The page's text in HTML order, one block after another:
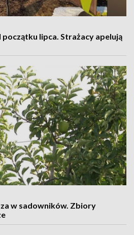
lipca. Strażacy apelują
w sadowników. Zbiory